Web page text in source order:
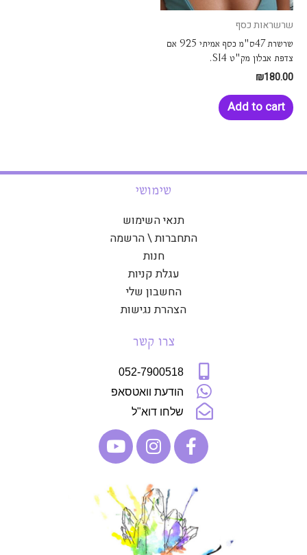
שרשראות כסף
שרשרת 47ס"מ כסף אמיתי 925 אם
צדפת אבלון מק"ט SI4.
₪180.00
Add to cart
שימושי
תנאי השימוש
התחברות \ הרשמה
חנות
עגלת קניות
החשבון שלי
הצהרת נגישות
צרו קשר
052-7900518
הודעת וואטסאפ
שלחו דוא"ל